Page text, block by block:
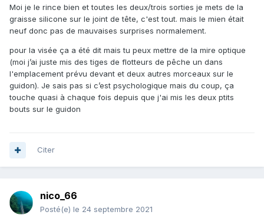
Moi je le rince bien et toutes les deux/trois sorties je mets de la
graisse silicone sur le joint de tête, c'est tout. mais le mien était
neuf donc pas de mauvaises surprises normalement.
pour la visée ça a été dit mais tu peux mettre de la mire optique
(moi j’ai juste mis des tiges de flotteurs de pêche un dans
l'emplacement prévu devant et deux autres morceaux sur le
guidon). Je sais pas si c’est psychologique mais du coup, ça
touche quasi à chaque fois depuis que j'ai mis les deux ptits
bouts sur le guidon
Citer
nico_66
Posté(e) le 24 septembre 2021